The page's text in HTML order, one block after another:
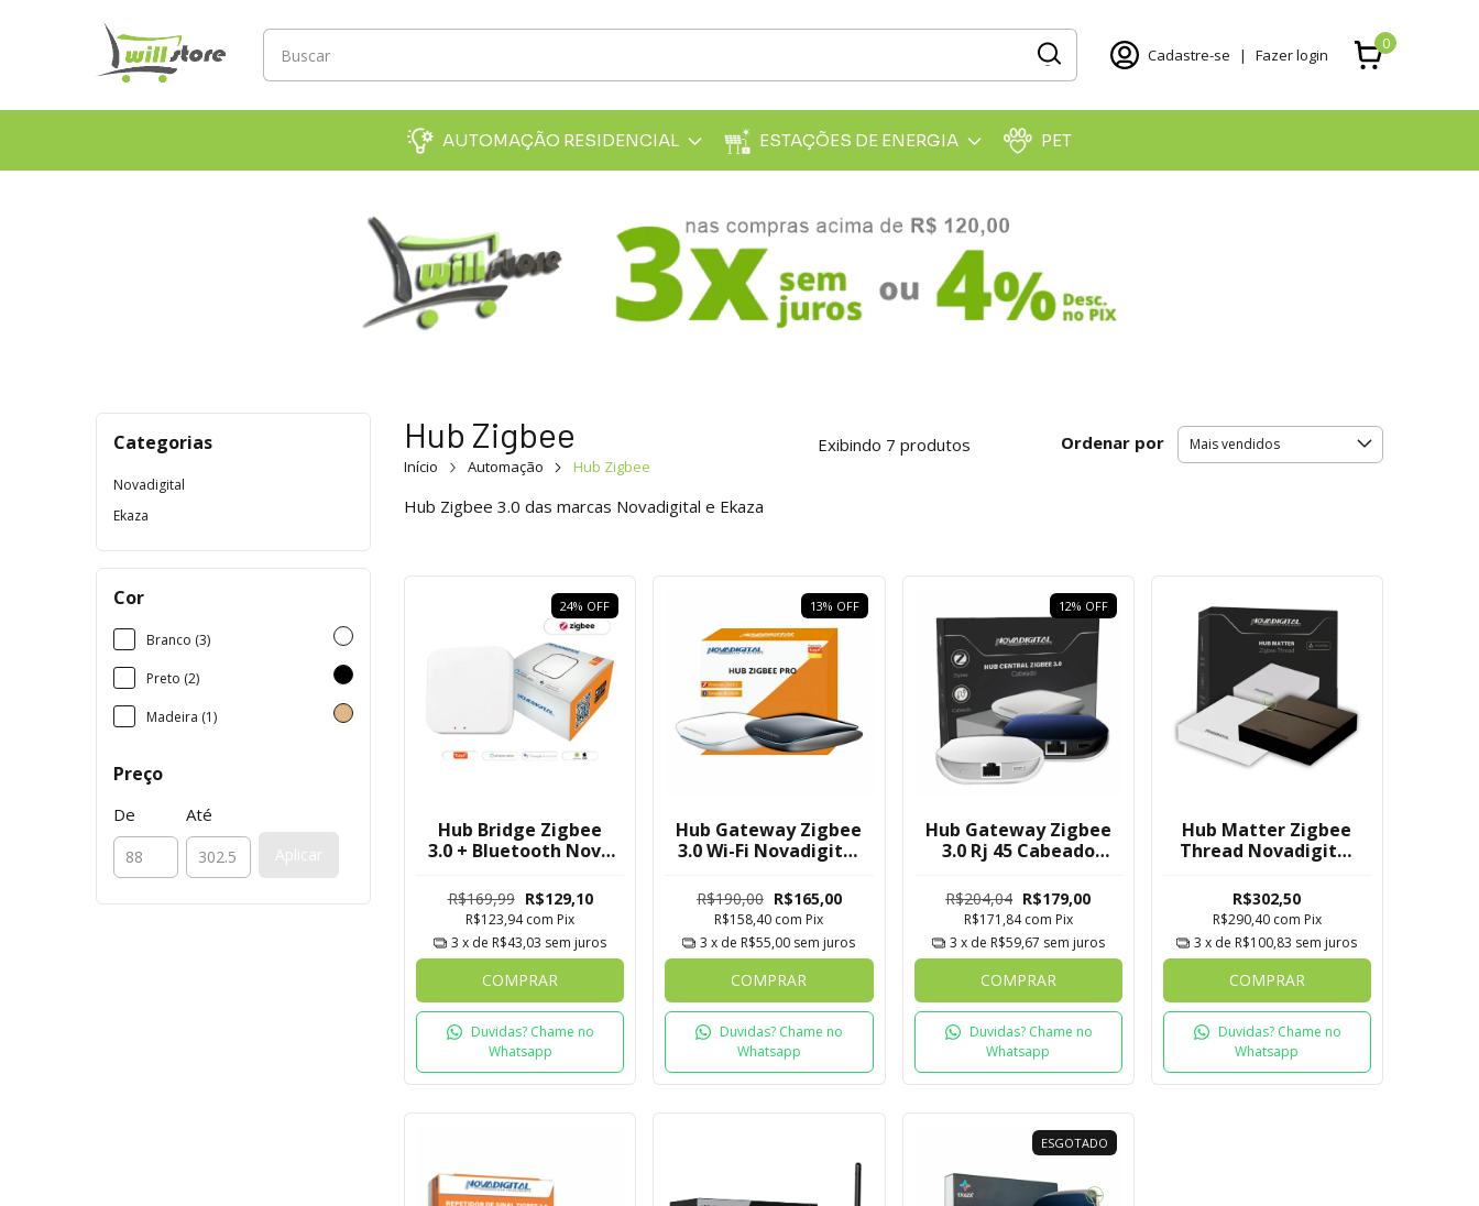
Cadastre-se | Fazer login
0
AUTOMAÇÃO RESIDENCIAL ESTAÇÕES DE ENERGIA PET
Categorias
Novadigital
Ekaza
Cor
Branco (3)
Preto (2)
Madeira (1)
Preço
De Até
Aplicar
Hub Zigbee
Início Automação Hub Zigbee
Exibindo 7 produtos Ordenar por
Hub Zigbee 3.0 das marcas Novadigital e Ekaza
24% OFF
Hub Bridge Zigbee
3.0 + Bluetooth Nova
R$169,99 R$129,10
R$123,94com Pix
3 x de R$43,03 sem juros
COMPRAR
Duvidas? Chame no
Whatsapp
13% OFF
Hub Gateway Zigbee
3.0 Wi-Fi Novadigital
R$190,00 R$165,00
R$158,40 com Pix
3 x de R$55,00 sem juros
COMPRAR
Duvidas? Chame no
Whatsapp
12% OFF
Hub Gateway Zigbee
3.0 Rj 45 Cabeado
Tuya
R$204,04 R$179,00
R$171,84com Pix
3 x de R$59,67 sem juros
COMPRAR
Duvidas? Chame no
Whatsapp
Hub Matter Zigbee
Thread Novadigital
R$302,50
R$290,40 com Pix
3 x de R$100,83 sem juros
COMPRAR
Duvidas? Chame no
Whatsapp
ESGOTADO